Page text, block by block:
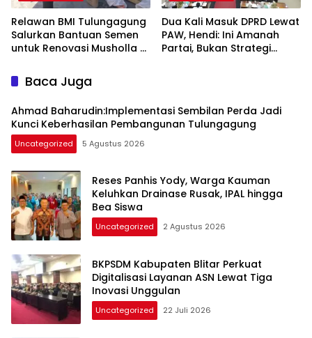
Relawan BMI Tulungagung
Salurkan Bantuan Semen
untuk Renovasi Musholla Al
Dua Kali Masuk DPRD Lewat
PAW, Hendi: Ini Amanah
Partai, Bukan Strategi
Baca Juga
Ahmad Baharudin:Implementasi Sembilan Perda Jadi
Kunci Keberhasilan Pembangunan Tulungagung
Uncategorized 5 Agustus 2026
Reses Panhis Yody, Warga Kauman
Keluhkan Drainase Rusak, IPAL hingga
Bea Siswa
Uncategorized 2 Agustus 2026
BKPSDM Kabupaten Blitar Perkuat
Digitalisasi Layanan ASN Lewat Tiga
Inovasi Unggulan
Uncategorized 22 Juli 2026